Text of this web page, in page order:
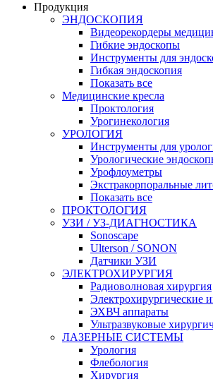
Продукция
ЭНДОСКОПИЯ
Видеорекордеры
Гибкие эндоскопы
Инструменты для
Гибкая эндоскопия
Показать все
Медицинские кресла
Проктология
Урогинекология
УРОЛОГИЯ
Инструменты для
Урологические
Урофлоуметры
Экстракорпоральные
Показать все
ПРОКТОЛОГИЯ
УЗИ / УЗ-ДИАГНОСТИКА
Sonoscape
Ulterson / SONON
Датчики УЗИ
ЭЛЕКТРОХИРУРГИЯ
Радиоволновая хирургия
Электрохирургические
ЭХВЧ аппараты
Ультразвуковые
ЛАЗЕРНЫЕ СИСТЕМЫ
Урология
Флебология
Хирургия